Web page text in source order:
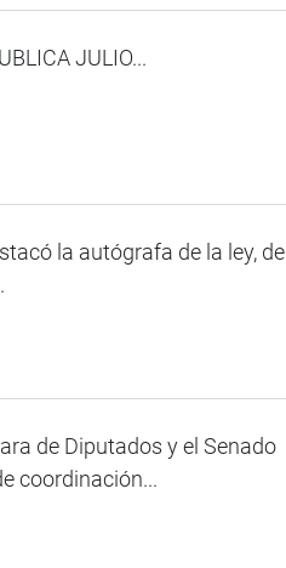
JULIO...
la autógrafa de la ley, de
de Diputados y el Senado
coordinación...